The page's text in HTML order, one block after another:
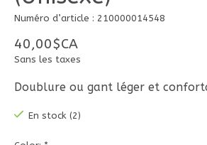
Numéro d’article : 210000014548
40,00$CA
Sans les taxes
Doublure ou gant léger et
En stock (2)